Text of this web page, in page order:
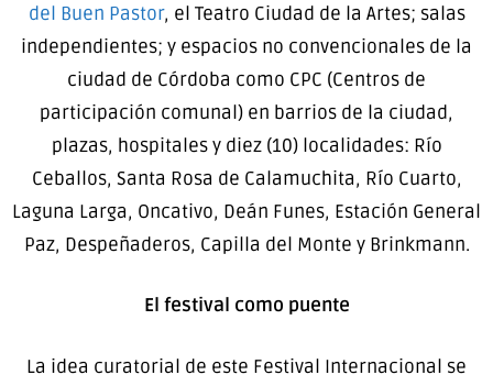
del Buen Pastor, el Teatro Ciudad de la Artes; salas
independientes; y espacios no convencionales de la
ciudad de Córdoba como CPC (Centros de
participación comunal) en barrios de la ciudad,
plazas, hospitales y diez (10) localidades: Río
Ceballos, Santa Rosa de Calamuchita, Río Cuarto,
Laguna Larga, Oncativo, Deán Funes, Estación General
Paz, Despeñaderos, Capilla del Monte y Brinkmann.
El festival como puente
La idea curatorial de este Festival Internacional se